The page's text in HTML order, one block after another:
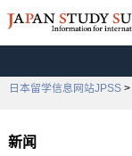
日本留学信息网站JPSS >
新闻